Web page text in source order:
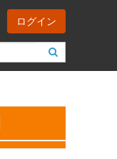
ログイン